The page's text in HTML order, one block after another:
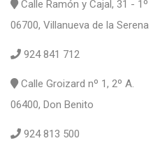
Calle Ramón y Cajal, 31 - 1º
06700, Villanueva de la Serena
924 841 712
Calle Groizard nº 1, 2º A.
06400, Don Benito
924 813 500